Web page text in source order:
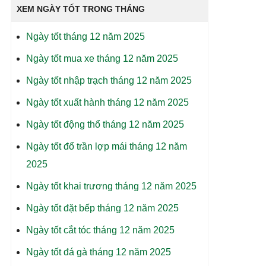
XEM NGÀY TỐT TRONG THÁNG
Ngày tốt tháng 12 năm 2025
Ngày tốt mua xe tháng 12 năm 2025
Ngày tốt nhập trạch tháng 12 năm 2025
Ngày tốt xuất hành tháng 12 năm 2025
Ngày tốt động thổ tháng 12 năm 2025
Ngày tốt đổ trần lợp mái tháng 12 năm
2025
Ngày tốt khai trương tháng 12 năm 2025
Ngày tốt đặt bếp tháng 12 năm 2025
Ngày tốt cắt tóc tháng 12 năm 2025
Ngày tốt đá gà tháng 12 năm 2025